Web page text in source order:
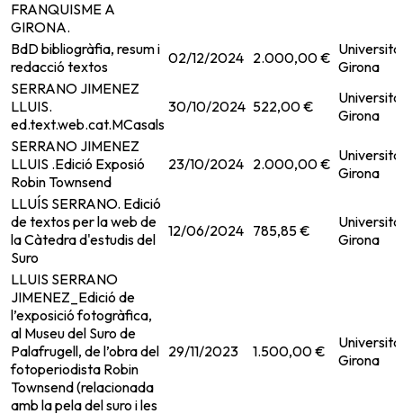
FRANQUISME A
GIRONA.
BdD bibliogràfia, resum i
redacció textos
02/12/2024 2.000,00 € Girona
SERRANO JIMENEZ
LLUIS.
ed.text.web.cat.MCasals
30/10/2024 522,00 €
Girona
SERRANO JIMENEZ
LLUIS .Edició Exposió
Robin Townsend
23/10/2024 2.000,00 € Girona
LLUÍS SERRANO. Edició
de textos per la web de
la Càtedra d'estudis del
Suro
12/06/2024 785,85 €
Girona
LLUIS SERRANO
JIMENEZ_Edició de
l’exposició fotogràfica,
al Museu del Suro de
Palafrugell, de l’obra del
fotoperiodista Robin
Townsend (relacionada
amb la pela del suro i les
29/11/2023 1.500,00 €
Girona